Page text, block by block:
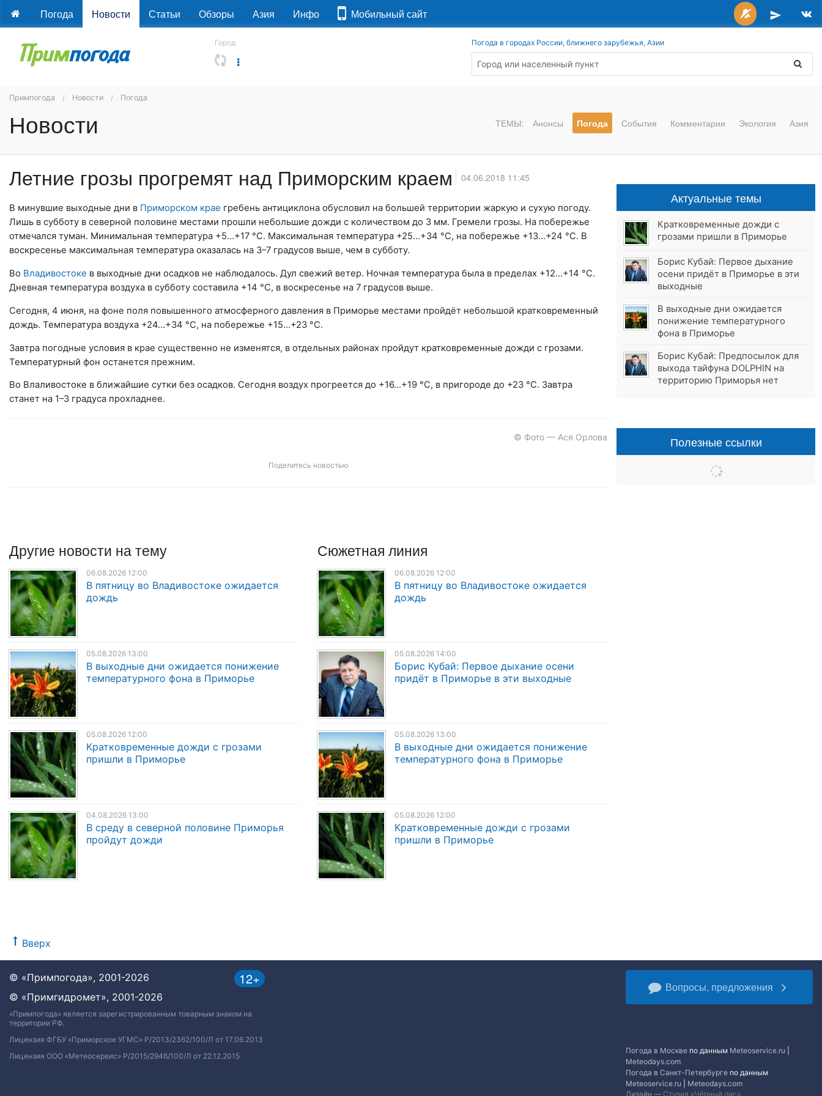
Погода Новости Статьи Обзоры Азия Инфо Мобильный сайт
Город Погода в городах России, ближнего зарубежья, Азии
Примпогода Новости Погода
Новости ТЕМЫ: Анонсы Погода События Комментарии Экология Азия
Летние грозы прогремят над Приморским краем 04.06.2018 11:45
В минувшие выходные дни в Приморском крае гребень антициклона обусловил на большей территории жаркую и сухую погоду.
Лишь в субботу в северной половине местами прошли небольшие дожди с количеством до 3 мм. Гремели грозы. На побережье
отмечался туман. Минимальная температура +5…+17 °C. Максимальная температура +25…+34 °C, на побережье +13…+24 °C. В
воскресенье максимальная температура оказалась на 3–7 градусов выше, чем в субботу.
Во Владивостоке в выходные дни осадков не наблюдалось. Дул свежий ветер. Ночная температура была в пределах +12…+14 °C.
Дневная температура воздуха в субботу составила +14 °C, в воскресенье на 7 градусов выше.
Сегодня, 4 июня, на фоне поля повышенного атмосферного давления в Приморье местами пройдёт небольшой кратковременный
дождь. Температура воздуха +24…+34 °C, на побережье +15…+23 °C.
Завтра погодные условия в крае существенно не изменятся, в отдельных районах пройдут кратковременные дожди с грозами.
Температурный фон останется прежним.
Во Влаливостоке в ближайшие сутки без осадков. Сегодня воздух прогреется до +16…+19 °C, в пригороде до +23 °C. Завтра
станет на 1–3 градуса прохладнее.
© Фото — Ася Орлова
Поделитесь новостью
Другие новости на тему
06.08.2026 12:00
В пятницу во Владивостоке ожидается
дождь
05.08.2026 13:00
В выходные дни ожидается понижение
температурного фона в Приморье
05.08.2026 12:00
Кратковременные дожди с грозами
пришли в Приморье
04.08.2026 13:00
В среду в северной половине Приморья
пройдут дожди
Сюжетная линия
06.08.2026 12:00
В пятницу во Владивостоке ожидается
дождь
05.08.2026 14:00
Борис Кубай: Первое дыхание осени
придёт в Приморье в эти выходные
05.08.2026 13:00
В выходные дни ожидается понижение
температурного фона в Приморье
05.08.2026 12:00
Кратковременные дожди с грозами
пришли в Приморье
Вверх
Актуальные темы
Кратковременные дожди с
грозами пришли в Приморье
Борис Кубай: Первое дыхание
осени придёт в Приморье в эти
выходные
В выходные дни ожидается
понижение температурного
фона в Приморье
Борис Кубай: Предпосылок для
выхода тайфуна DOLPHIN на
территорию Приморья нет
Полезные ссылки
12+
© «Примпогода», 2001-2026
© «Примгидромет», 2001-2026
«Примпогода» является зарегистрированным товарным знаком на
территории РФ.
Лицензия ФГБУ «Приморское УГМС» Р/2013/2362/100/Л от 17.06.2013
Лицензия ООО «Метеосервис» Р/2015/2946/100/Л от 22.12.2015
Вопросы, предложения
Погода в Москве по данным Meteoservice.ru
Meteodays.com
Погода в Санкт-Петербурге по данным
Meteoservice.ru
Meteodays.com
Дизайн — Студия «Чёрный лис»